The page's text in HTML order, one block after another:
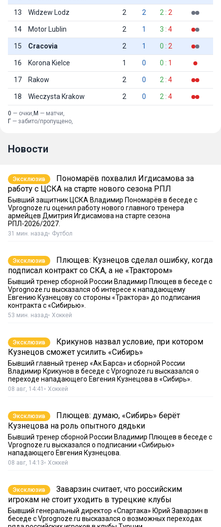
13 Widzew Lodz 2 2 2 : 2
14 Motor Lublin 2 1 3 : 4
15 Cracovia 2 1 0 : 2
16 Korona Kielce 1 0 0 : 1
17 Rakow 2 0 2 : 4
18 Wieczysta Krakow 2 0 2 : 4
0 — очки, М — матчи,
Г — забито/пропущено,
Новости
Эксклюзив
работу с ЦСКА на старте нового сезона РПЛ
Бывший защитник ЦСКА Владимир Пономарёв в беседе с
Vprognoze.ru оценил работу нового главного тренера
армейцев Дмитрия Игдисамова на старте сезона
РПЛ-2026/2027.
31 мин. назад Футбол
Эксклюзив
подписал контракт со СКА, а не «Трактором»
Бывший тренер сборной России Владимир Плющев в беседе с
Vprognoze.ru высказался об интересе к нападающему
Евгению Кузнецову со стороны «Трактора» до подписания
контракта с «Сибирью».
53 мин. назад Хоккей
Эксклюзив
Кузнецов сможет усилить «Сибирь»
Бывший главный тренер «Ак Барса» и сборной России
Владимир Крикунов в беседе с Vprognoze.ru высказался о
переходе нападающего Евгения Кузнецова в «Сибирь».
08 авг, 14:41 Хоккей
Эксклюзив
Кузнецова на роль опытного дядьки
Бывший тренер сборной России Владимир Плющев в беседе с
Vprognoze.ru высказался о подписании «Сибирью»
нападающего Евгения Кузнецова.
08 авг, 14:13 Хоккей
Эксклюзив
игрокам не стоит уходить в турецкие клубы
Бывший генеральный директор «Спартака» Юрий Заварзин в
беседе с Vprognoze.ru высказался о возможных переходах